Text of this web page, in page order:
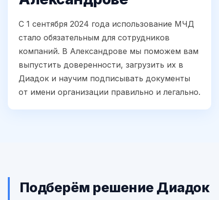
С 1 сентября 2024 года использование МЧД
стало обязательным для сотрудников
компаний. В Александрове мы поможем вам
выпустить доверенности, загрузить их в
Диадок и научим подписывать документы
от имени организации правильно и легально.
Подберём решение Диадок